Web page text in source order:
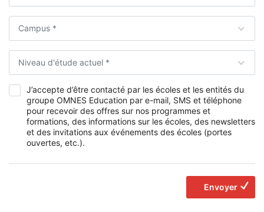
Campus *
Niveau d'étude actuel *
J’accepte d’être contacté par les écoles et les entités du
groupe OMNES Education par e-mail, SMS et téléphone
pour recevoir des offres sur nos programmes et
formations, des informations sur les écoles, des newsletters
et des invitations aux événements des écoles (portes
ouvertes, etc.).
Envoyer